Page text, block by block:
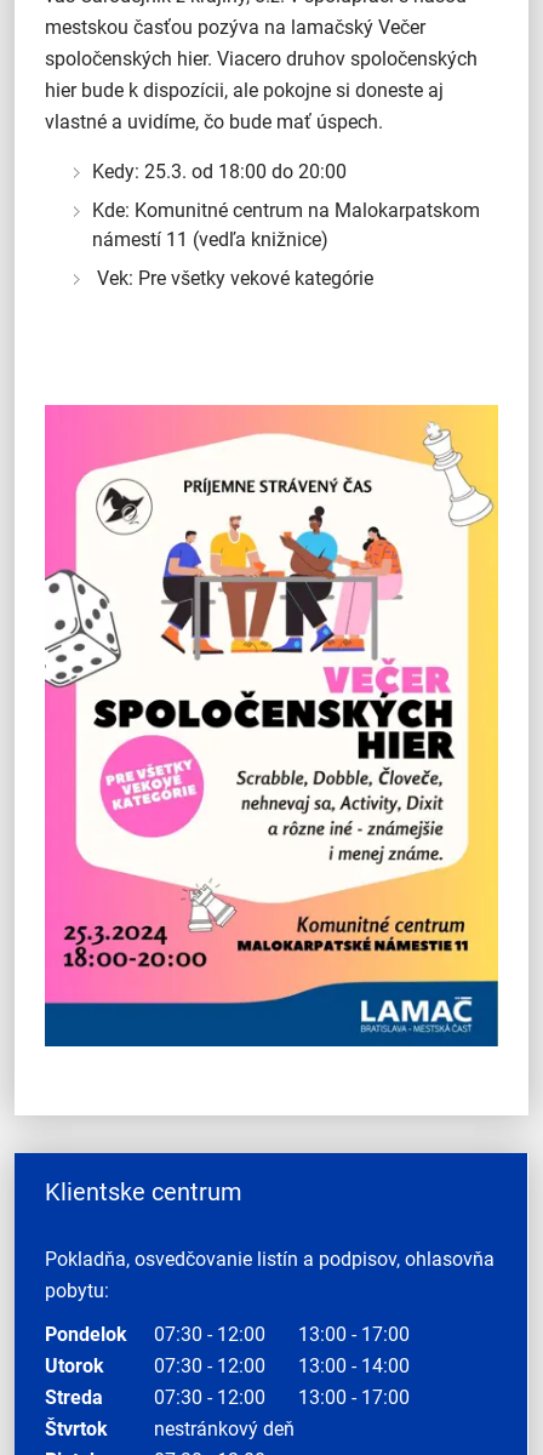
mestskou časťou pozýva na lamačský Večer
spoločenských hier. Viacero druhov spoločenských
hier bude k dispozícii, ale pokojne si doneste aj
vlastné a uvidíme, čo bude mať úspech.
Kedy: 25.3. od 18:00 do 20:00
Kde: Komunitné centrum na Malokarpatskom
námestí 11 (vedľa knižnice)
Vek: Pre všetky vekové kategórie
Klientske centrum
Pokladňa, osvedčovanie listín a podpisov, ohlasovňa
pobytu:
Pondelok
07:30 - 12:00
13:00 - 17:00
Utorok
07:30 - 12:00
13:00 - 14:00
Streda
07:30 - 12:00
13:00 - 17:00
Štvrtok
nestránkový deň